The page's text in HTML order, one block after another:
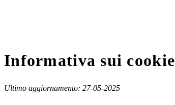
Informativa sui cookie
Ultimo aggiornamento: 27-05-2025